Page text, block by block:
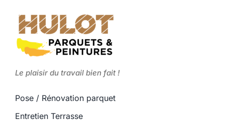
Le plaisir du travail bien fait !
Pose / Rénovation parquet
Entretien Terrasse